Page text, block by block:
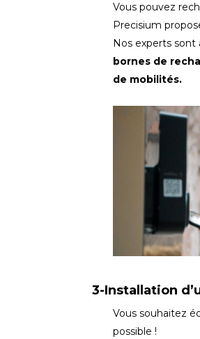
Vous pouvez
Precisium
Nos experts sont
bornes de
de mobilités.
3-Installation
Vous souhaitez
possible !